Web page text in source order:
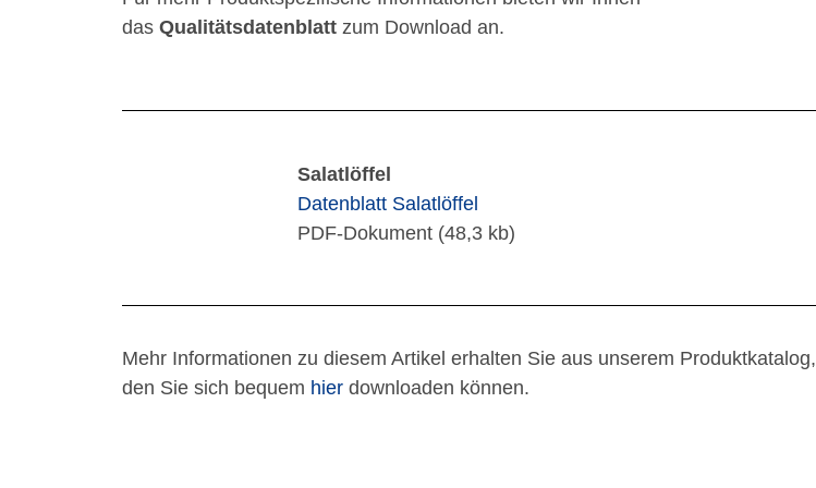
das Qualitätsdatenblatt zum Download an.
Salatlöffel
Datenblatt Salatlöffel
PDF-Dokument (48,3 kb)
Mehr Informationen zu diesem Artikel erhalten Sie aus unserem Produktkatalog,
den Sie sich bequem hier downloaden können.